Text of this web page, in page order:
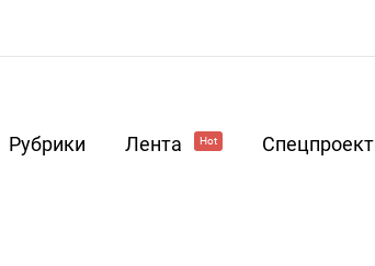
Рубрики Лента Hot